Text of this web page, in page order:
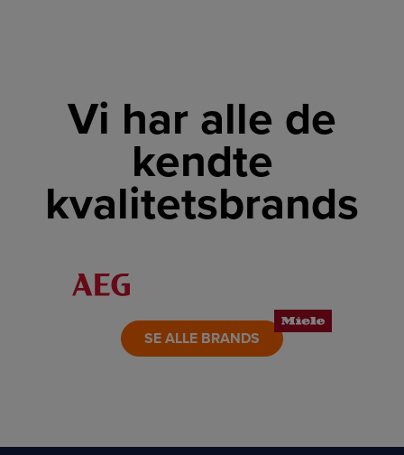
Vi har alle de
kendte
kvalitetsbrands
LINK
SE ALLE BRANDS